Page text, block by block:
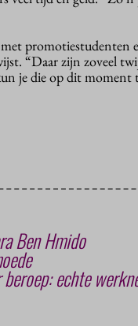
promotiestudenten
“Daar zijn zoveel
je die op dit moment
Ben Hmido
echte